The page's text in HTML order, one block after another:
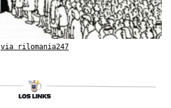
via rilomania247